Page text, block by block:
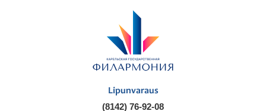
Lipunvaraus
(8142) 76-92-08